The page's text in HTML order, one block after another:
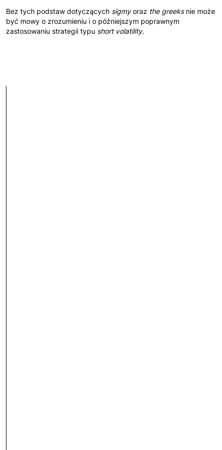
Bez tych podstaw dotyczących sigmyoraz the greeksnie może
być mowy o zrozumieniu i o późniejszym poprawnym
zastosowaniu strategii typu short volatility.